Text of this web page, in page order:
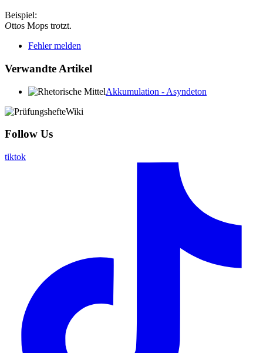
Beispiel:
Ottos Mops trotzt.
Fehler melden
Verwandte Artikel
Akkumulation - Asyndeton
Follow Us
tiktok